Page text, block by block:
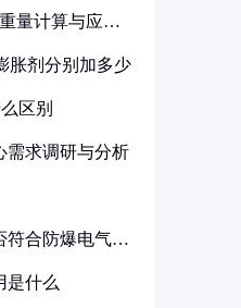
量计算与应用
胀剂分别加多少
区别
需求调研与分析
符合防爆电气设
是什么